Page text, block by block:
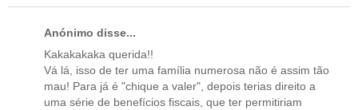
Anónimo disse...
Kakakakaka querida!!
Vá lá, isso de ter uma família numerosa não é assim tão
mau! Para já é "chique a valer", depois terias direito a
uma série de benefícios fiscais, que ter permitiriam